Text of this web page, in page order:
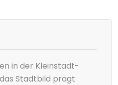
in der Kleinstadt-
Stadtbild prägt